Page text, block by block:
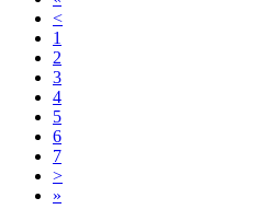
<
1
2
3
4
5
6
7
>
»